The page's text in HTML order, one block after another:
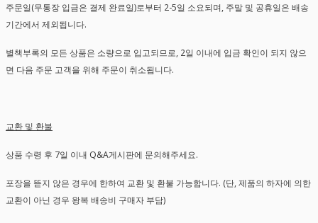
주문일(무통장 입금은 결제 완료일)로부터 2-5일 소요되며, 주말 및 공휴일은 배송
기간에서 제외됩니다.
별책부록의 모든 상품은 소량으로 입고되므로, 2일 이내에 입금 확인이 되지 않으
면 다음 주문 고객을 위해 주문이 취소됩니다.
교환 및 환불
상품 수령 후 7일 이내 Q&A게시판에 문의해주세요.
포장을 뜯지 않은 경우에 한하여 교환 및 환불 가능합니다. (단, 제품의 하자에 의한
교환이 아닌 경우 왕복 배송비 구매자 부담)